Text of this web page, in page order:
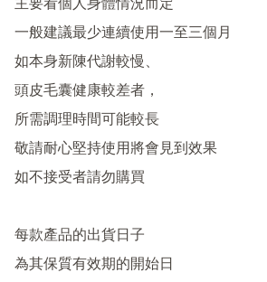
主要看個人身體情況而定
一般建議最少連續使用一至三個月
如本身新陳代謝較慢、
頭皮毛囊健康較差者，
所需調理時間可能較長
敬請耐心堅持使用將會見到效果
如不接受者請勿購買
每款產品的出貨日子
為其保質有效期的開始日